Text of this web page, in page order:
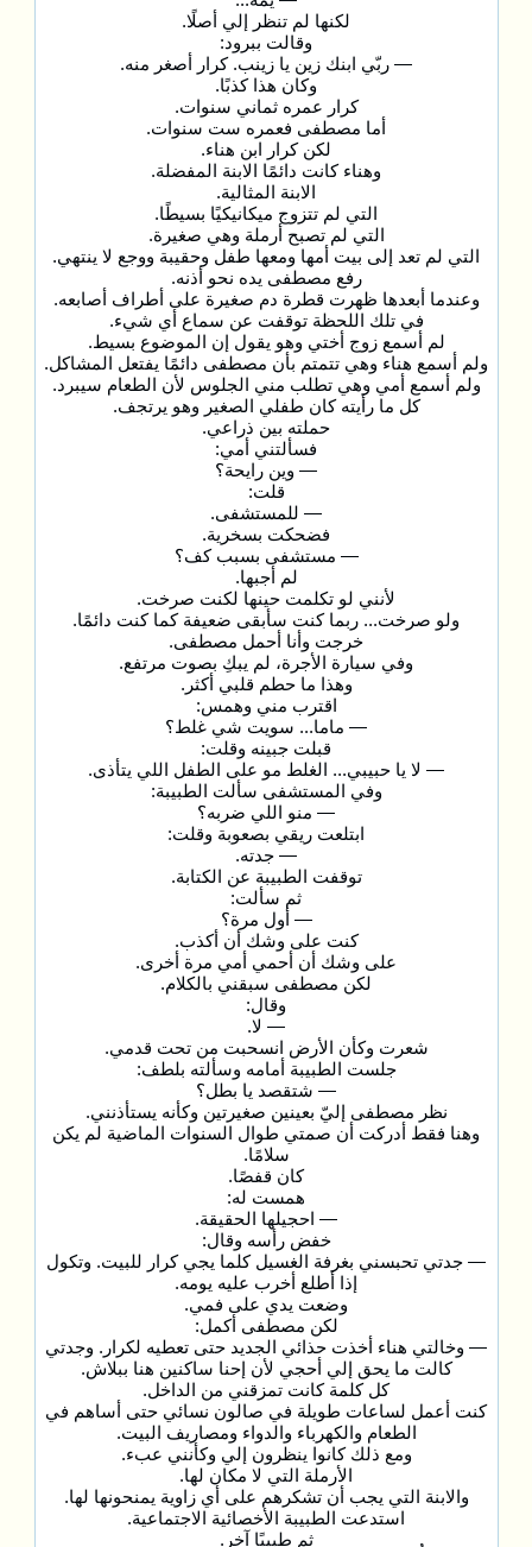
لكنها لم تنظر إلي أصلًا.
وقالت ببرود:
— ربّي ابنك زين يا زينب. كرار أصغر منه.
وكان هذا كذبًا.
كرار عمره ثماني سنوات.
أما مصطفى فعمره ست سنوات.
لكن كرار ابن هناء.
وهناء كانت دائمًا الابنة المفضلة.
الابنة المثالية.
التي لم تتزوج ميكانيكيًا بسيطًا.
التي لم تصبح أرملة وهي صغيرة.
التي لم تعد إلى بيت أمها ومعها طفل وحقيبة ووجع لا ينتهي.
رفع مصطفى يده نحو أذنه.
وعندما أبعدها ظهرت قطرة دم صغيرة على أطراف أصابعه.
في تلك اللحظة توقفت عن سماع أي شيء.
لم أسمع زوج أختي وهو يقول إن الموضوع بسيط.
ولم أسمع هناء وهي تتمتم بأن مصطفى دائمًا يفتعل المشاكل.
ولم أسمع أمي وهي تطلب مني الجلوس لأن الطعام سيبرد.
كل ما رأيته كان طفلي الصغير وهو يرتجف.
حملته بين ذراعي.
فسألتني أمي:
— وين رايحة؟
قلت:
— للمستشفى.
فضحكت بسخرية.
— مستشفى بسبب كف؟
لم أجبها.
لأنني لو تكلمت حينها لكنت صرخت.
ولو صرخت... ربما كنت سأبقى ضعيفة كما كنت دائمًا.
خرجت وأنا أحمل مصطفى.
وفي سيارة الأجرة، لم يبكِ بصوت مرتفع.
وهذا ما حطم قلبي أكثر.
اقترب مني وهمس:
— ماما... سويت شي غلط؟
قبلت جبينه وقلت:
— لا يا حبيبي... الغلط مو على الطفل اللي يتأذى.
وفي المستشفى سألت الطبيبة:
— منو اللي ضربه؟
ابتلعت ريقي بصعوبة وقلت:
— جدته.
توقفت الطبيبة عن الكتابة.
ثم سألت:
— أول مرة؟
كنت على وشك أن أكذب.
على وشك أن أحمي أمي مرة أخرى.
لكن مصطفى سبقني بالكلام.
وقال:
— لا.
شعرت وكأن الأرض انسحبت من تحت قدمي.
جلست الطبيبة أمامه وسألته بلطف:
— شتقصد يا بطل؟
نظر مصطفى إليّ بعينين صغيرتين وكأنه يستأذنني.
وهنا فقط أدركت أن صمتي طوال السنوات الماضية لم يكن
سلامًا.
كان قفصًا.
همست له:
— احجيلها الحقيقة.
خفض رأسه وقال:
— جدتي تحبسني بغرفة الغسيل كلما يجي كرار للبيت. وتكول
إذا أطلع أخرب عليه يومه.
وضعت يدي على فمي.
لكن مصطفى أكمل:
— وخالتي هناء أخذت حذائي الجديد حتى تعطيه لكرار. وجدتي
كالت ما يحق إلي أحجي لأن إحنا ساكنين هنا ببلاش.
كل كلمة كانت تمزقني من الداخل.
كنت أعمل لساعات طويلة في صالون نسائي حتى أساهم في
الطعام والكهرباء والدواء ومصاريف البيت.
ومع ذلك كانوا ينظرون إلي وكأنني عبء.
الأرملة التي لا مكان لها.
والابنة التي يجب أن تشكرهم على أي زاوية يمنحونها لها.
استدعت الطبيبة الأخصائية الاجتماعية.
ثم طبيبًا آخر.